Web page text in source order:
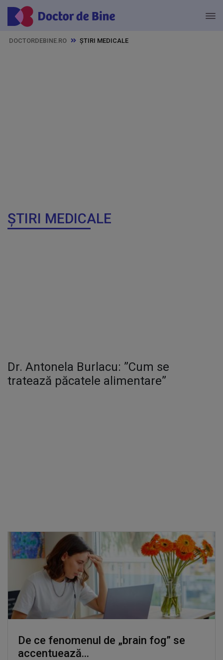
DOCTORDEBINE.RO ȘTIRI MEDICALE
ȘTIRI MEDICALE
Dr. Antonela Burlacu: ”Cum se
tratează păcatele alimentare”
De ce fenomenul de „brain fog” se
accentuează...